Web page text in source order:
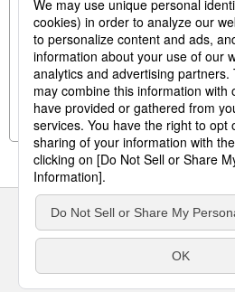
パナソニック
戸建住宅用
宅配ボックス コンボ
詳しくはこ
サイトのご利用にあたって
個人情報保護方針
パナソニ
Area/
パナソニック ハウジングソリュ